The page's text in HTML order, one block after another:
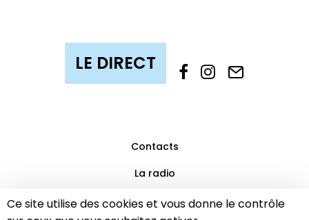
Ce site utilise des cookies et vous donne le contrôle
Contacts
La radio
Mentions légales